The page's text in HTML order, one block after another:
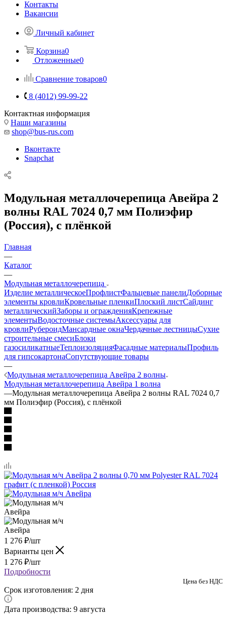
Контакты
Вакансии
Личный кабинет
Корзина0
Отложенные0
Сравнение товаров0
8 (4012) 99-99-22
Контактная информация
Наши магазины
shop@bus-rus.com
Вконтакте
Snapchat
Модульная металлочерепица Авейра 2
волны RAL 7024 0,7 мм Полиэфир
(Россия), с плёнкой
Главная
—
Каталог
—
Модульная металлочерепица
Изделие металлическоеПрофлистФальцевые панелиДоборные
элементы кровлиКровельные пленкиПлоский листСайдинг
металлическийЗаборы и огражденияКрепежные
элементыВодосточные системыАксессуары для
кровлиРубероидМансардные окнаЧердачные лестницыСухие
строительные смесиБлоки
газосиликатныеТеплоизоляцияФасадные материалыПрофиль
для гипсокартонаСопутствующие товары
—
Модульная металлочерепица Авейра 2 волны
Модульная металлочерепица Авейра 1 волна
—Модульная металлочерепица Авейра 2 волны RAL 7024 0,7
мм Полиэфир (Россия), с плёнкой
1 276 ₽/шт
Варианты цен
1 276 ₽/шт
Подробности
Цена без НДС
Срок изготовления: 2 дня
Дата производства: 9 августа